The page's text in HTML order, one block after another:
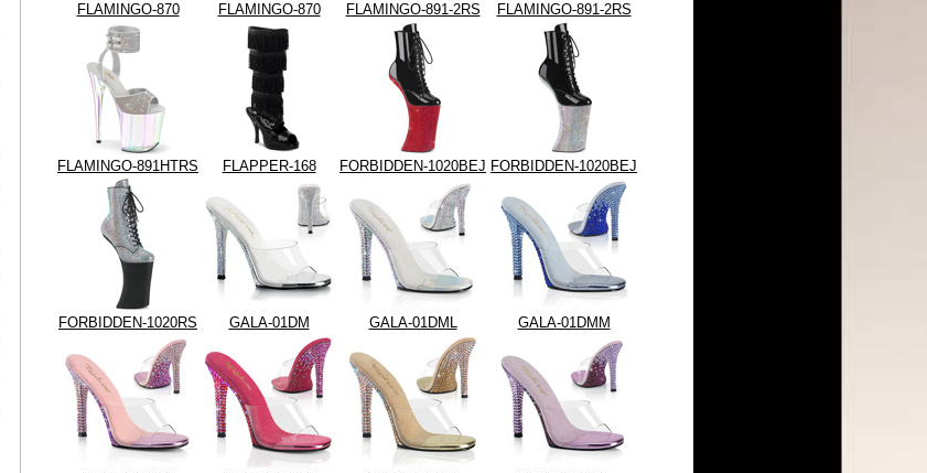
FLAMINGO-870 FLAMINGO-870 FLAMINGO-891-2RS FLAMINGO-891-2RS
FLAMINGO-891HTRS FLAPPER-168 FORBIDDEN-1020BEJ FORBIDDEN-1020BEJ
FORBIDDEN-1020RS GALA-01DM GALA-01DML GALA-01DMM